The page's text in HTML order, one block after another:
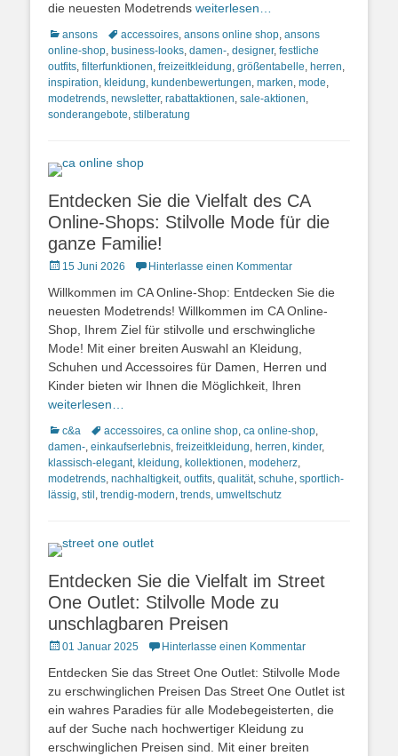
die neuesten Modetrends weiterlesen…
Kategorien
ansons Schlagworte
accessoires, ansons online shop, ansons
online-shop, business-looks, damen-, designer, festliche
outfits, filterfunktionen, freizeitkleidung, größentabelle, herren,
inspiration, kleidung, kundenbewertungen, marken, mode,
modetrends, newsletter, rabattaktionen, sale-aktionen,
sonderangebote, stilberatung
Entdecken Sie die Vielfalt des CA
Online-Shops: Stilvolle Mode für die
ganze Familie!
Posted
15 Juni 2026 Hinterlasse einen Kommentar
Willkommen im CA Online-Shop: Entdecken Sie die
neuesten Modetrends! Willkommen im CA Online-
Shop, Ihrem Ziel für stilvolle und erschwingliche
Mode! Mit einer breiten Auswahl an Kleidung,
Schuhen und Accessoires für Damen, Herren und
Kinder bieten wir Ihnen die Möglichkeit, Ihren
weiterlesen…
Kategorien
c&a Schlagworte
accessoires, ca online shop, ca online-shop,
damen-, einkaufserlebnis, freizeitkleidung, herren, kinder,
klassisch-elegant, kleidung, kollektionen, modeherz,
modetrends, nachhaltigkeit, outfits, qualität, schuhe, sportlich-
lässig, stil , trendig-modern, trends, umweltschutz
Entdecken Sie die Vielfalt im Street
One Outlet: Stilvolle Mode zu
unschlagbaren Preisen
Posted
01 Januar 2025 Hinterlasse einen Kommentar
Entdecken Sie das Street One Outlet: Stilvolle Mode
zu erschwinglichen Preisen Das Street One Outlet ist
ein wahres Paradies für alle Modebegeisterten, die
auf der Suche nach hochwertiger Kleidung zu
erschwinglichen Preisen sind. Mit einer breiten